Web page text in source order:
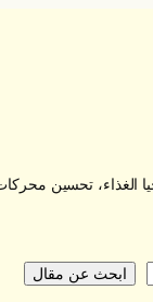
الغذاء، تحسين
ابحث عن مقال